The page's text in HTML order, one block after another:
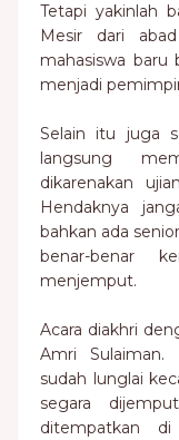
Tetapi yakinlah
Mesir dari
mahasiswa baru
menjadi
Selain itu juga
langsung
dikarenakan
Hendaknya
bahkan ada
benar-benar
menjemput.
Acara diakhri
Amri Sulaiman.
sudah lunglai
segara
ditempatkan